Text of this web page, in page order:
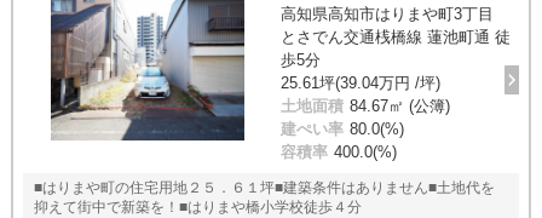
高知県高知市はりまや町3丁目
とさでん交通桟橋線 蓮池町通 徒
歩5分
25.61坪(39.04万円 /坪)
土地面積 84.67㎡ (公簿)
建ぺい率 80.0(%)
容積率 400.0(%)
■はりまや町の住宅用地２５．６１坪■建築条件はありません■土地代を
抑えて街中で新築を！■はりまや橋小学校徒歩４分